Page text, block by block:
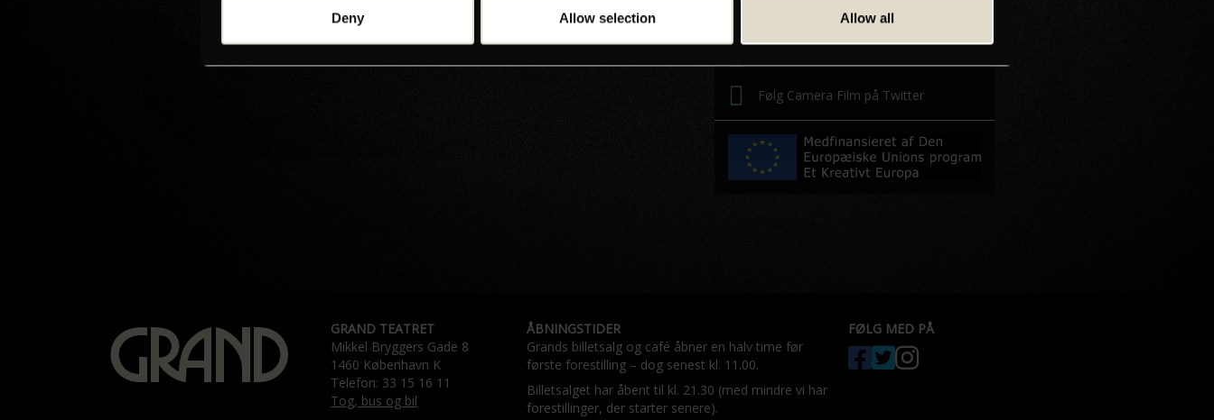
Deny Allow selection Allow all
Følg Camera Film på Facebook
Følg Camera Film på Twitter
GRAND TEATRET
Mikkel Bryggers Gade 8
1460 København K
Telefon: 33 15 16 11
Tog, bus og bil
ÅBNINGSTIDER
Grands billetsalg og café åbner en halv time før
første forestilling – dog senest kl. 11.00.
Billetsalget har åbent til kl. 21.30 (med mindre vi har
forestillinger, der starter senere).
FØLG MED PÅ